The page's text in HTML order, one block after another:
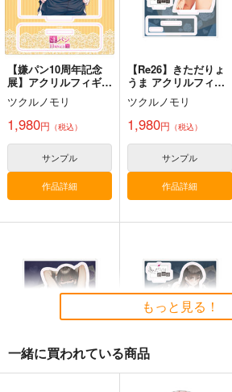
サンプル
カート
サンプル
コミケ童話の裏話総集
おのでら総本舗
（税込）
サンプル
FETISH ACADEMY
ロイヤルマウンテン
770円（税込）
白峰 莉花
メレ・レタナグア
サンプル
【嫌パン10周年記念
展】アクリルフィギュ
アD
ツクルノモリ
1,980円 （税込）
サンプル
作品詳細
【Re26】きただりょ
うま アクリルフィギ
ュアD
ツクルノモリ
1,980円 （税込）
サンプル
作品詳細
もっと見る！
一緒に買われている商品